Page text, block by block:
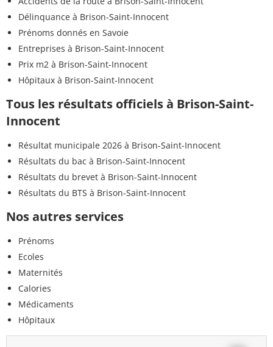
Délinquance à Brison-Saint-Innocent
Prénoms donnés en Savoie
Entreprises à Brison-Saint-Innocent
Prix m2 à Brison-Saint-Innocent
Hôpitaux à Brison-Saint-Innocent
Tous les résultats officiels à Brison-Saint-
Innocent
Résultat municipale 2026 à Brison-Saint-Innocent
Résultats du bac à Brison-Saint-Innocent
Résultats du brevet à Brison-Saint-Innocent
Résultats du BTS à Brison-Saint-Innocent
Nos autres services
Prénoms
Ecoles
Maternités
Calories
Médicaments
Hôpitaux